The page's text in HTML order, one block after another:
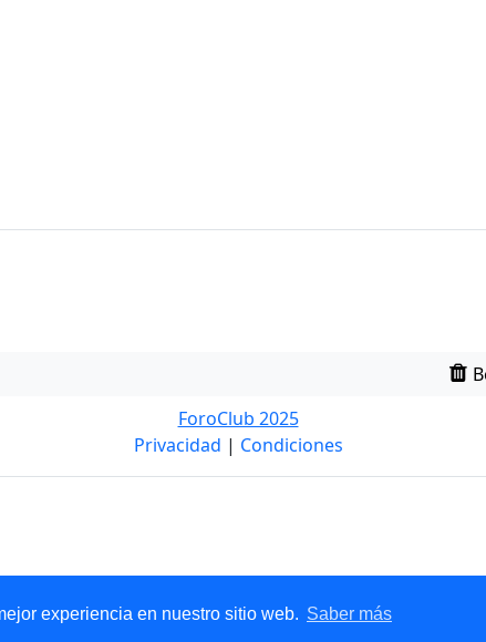
experiencia en nuestro sitio web. Saber más
ForoClub 2025
Privacidad | Condiciones